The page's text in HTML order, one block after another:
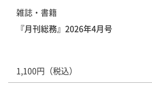
雑誌・書籍
『月刊総務』2026年4月号
1,100円（税込）